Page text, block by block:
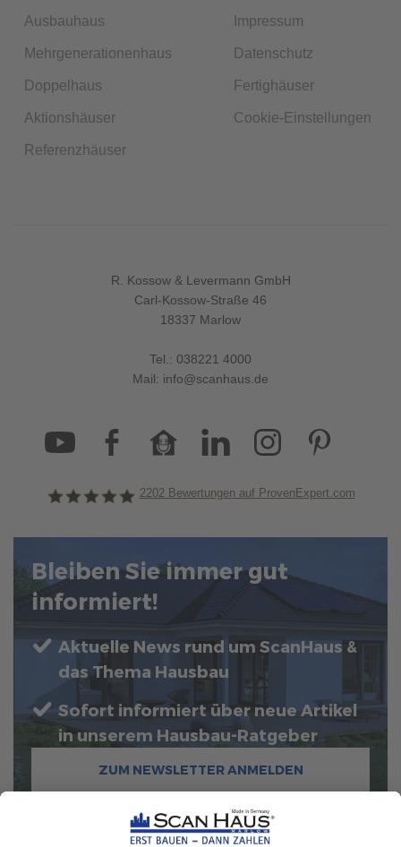
Ausbauhaus
Mehrgenerationenhaus
Doppelhaus
Aktionshäuser
Referenzhäuser
Impressum
Datenschutz
Fertighäuser
Cookie-Einstellungen
R. Kossow & Levermann GmbH
Carl-Kossow-Straße 46
18337 Marlow
Tel.: 038221 4000
Mail: info@scanhaus.de
2202Bewertungen auf ProvenExpert.com
Bleiben Sie immer gut
informiert!
Aktuelle News rund um ScanHaus &
das Thema Hausbau
Sofort informiert über neue Artikel
in unserem Hausbau-Ratgeber
ZUM NEWSLETTER ANMELDEN